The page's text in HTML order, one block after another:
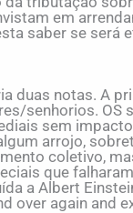
em
saber se será
duas notas. A
senhorios. OS
sem
arrojo,
coletivo,
que
a Albert
over again and